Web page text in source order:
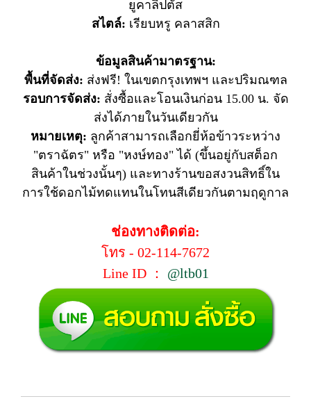
ยูคาลิปตัส
สไตล์: เรียบหรู คลาสสิก
ข้อมูลสินค้ามาตรฐาน:
พื้นที่จัดส่ง: ส่งฟรี! ในเขตกรุงเทพฯ และปริมณฑล
รอบการจัดส่ง: สั่งซื้อและโอนเงินก่อน 15.00 น. จัด
ส่งได้ภายในวันเดียวกัน
หมายเหตุ: ลูกค้าสามารถเลือกยี่ห้อข้าวระหว่าง
"ตราฉัตร" หรือ "หงษ์ทอง" ได้ (ขึ้นอยู่กับสต็อก
สินค้าในช่วงนั้นๆ) และทางร้านขอสงวนสิทธิ์ใน
การใช้ดอกไม้ทดแทนในโทนสีเดียวกันตามฤดูกาล
ช่องทางติดต่อ:
โทร - 02-114-7672
Line ID ： @ltb01